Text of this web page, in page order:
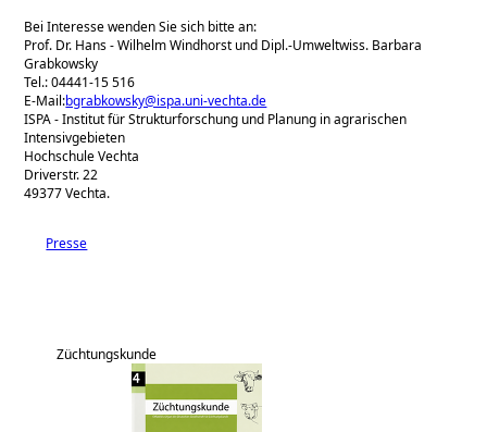
Bei Interesse wenden Sie sich bitte an:
Prof. Dr. Hans - Wilhelm Windhorst und Dipl.-Umweltwiss. Barbara
Grabkowsky
Tel.: 04441-15 516
E-Mail:bgrabkowsky@ispa.uni-vechta.de
ISPA - Institut für Strukturforschung und Planung in agrarischen
Intensivgebieten
Hochschule Vechta
Driverstr. 22
49377 Vechta.
Presse
Züchtungskunde